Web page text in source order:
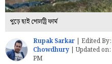
পুড়ে ছাই পোলট্রি ফার্ম
Rupak Sarkar | Edited By:
Chowdhury |Updated on:
PM